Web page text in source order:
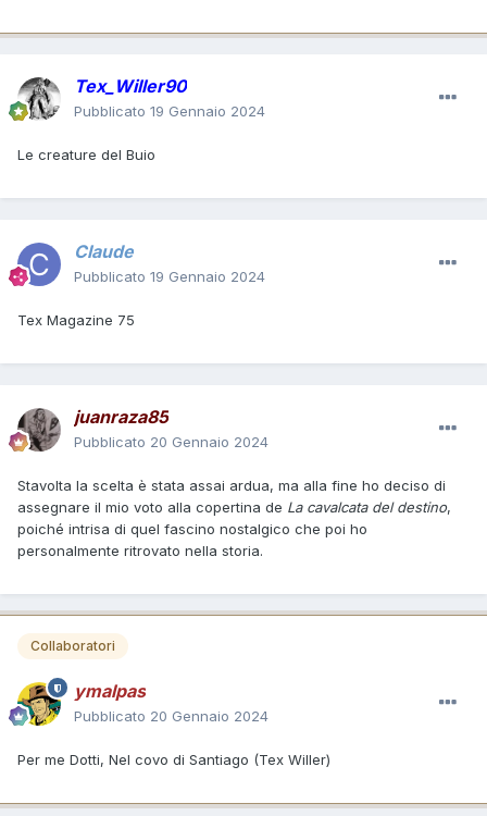
Tex_Willer90
Pubblicato 19 Gennaio 2024
Le creature del Buio
Claude
Pubblicato 19 Gennaio 2024
Tex Magazine 75
juanraza85
Pubblicato 20 Gennaio 2024
Stavolta la scelta è stata assai ardua, ma alla fine ho deciso di
assegnare il mio voto alla copertina de La cavalcata del destino,
poiché intrisa di quel fascino nostalgico che poi ho
personalmente ritrovato nella storia.
Collaboratori
ymalpas
Pubblicato 20 Gennaio 2024
Per me Dotti, Nel covo di Santiago (Tex Willer)